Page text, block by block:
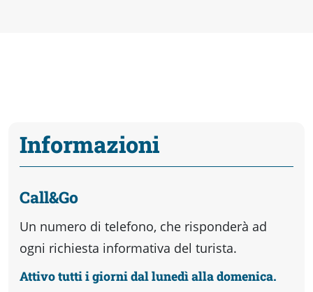
Informazioni
Call&Go
Un numero di telefono, che risponderà ad
ogni richiesta informativa del turista.
Attivo tutti i giorni dal lunedì alla domenica.